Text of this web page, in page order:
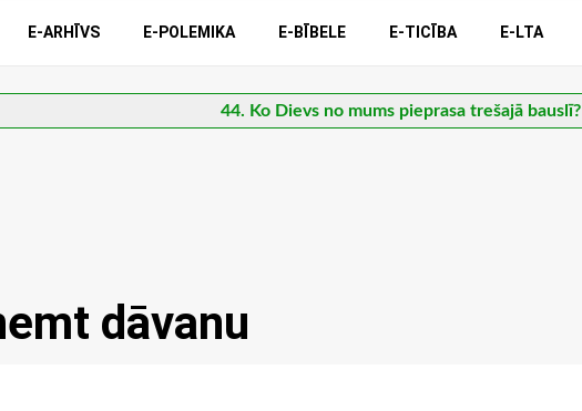
E-ARHĪVS E-POLEMIKA E-BĪBELE E-TICĪBA E-LTA
44. Ko Dievs no mums pieprasa trešajā bauslī?
dāvanu